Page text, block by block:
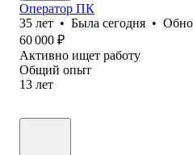
Оператор ПК
35 лет • Была сегодня •
60 000 ₽
Активно ищет работу
Общий опыт
13 лет